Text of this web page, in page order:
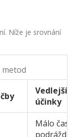
Níže je srovnání
Vedlejší
účinky
Málo